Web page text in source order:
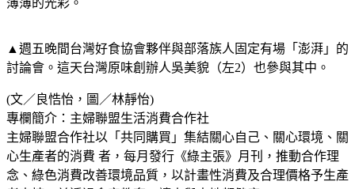
▲週五晚間台灣好食協會夥伴與部落族人固定有場「澎湃」的
討論會。這天台灣原味創辦人吳美貌（左2）也參與其中。
(文／良悎怡，圖／林靜怡)
專欄簡介：主婦聯盟生活消費合作社
主婦聯盟合作社以「共同購買」集結關心自己、關心環境、關
心生產者的消費 者，每月發行《綠主張》月刊，推動合作理
念、綠色消費改善環境品質，以計畫性消費及合理價格予生產